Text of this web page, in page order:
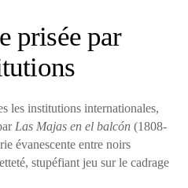
prisée par
les institutions internationales,
Las Majas en el balcón (1808-
évanescente entre noirs
stupéfiant jeu sur le cadrage